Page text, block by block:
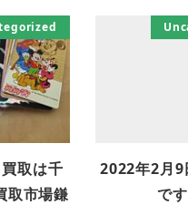
取は千
取市場鎌
2022年2月9
です